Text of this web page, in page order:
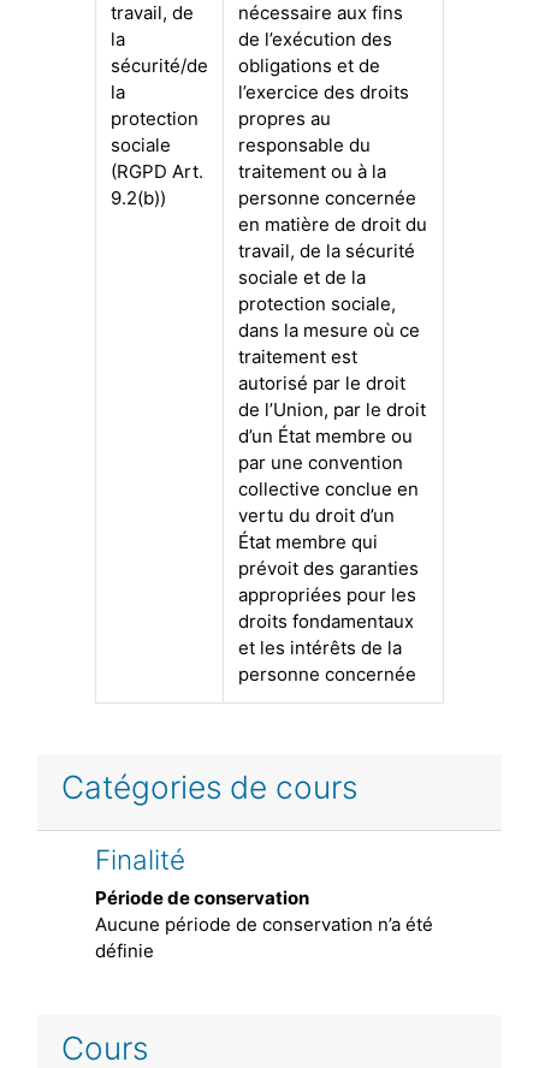
travail, de
la
sécurité/de
la
protection
sociale
(RGPD Art.
9.2(b))
nécessaire aux fins
de l’exécution des
obligations et de
l’exercice des droits
propres au
responsable du
traitement ou à la
personne concernée
en matière de droit du
travail, de la sécurité
sociale et de la
protection sociale,
dans la mesure où ce
traitement est
autorisé par le droit
de l’Union, par le droit
d’un État membre ou
par une convention
collective conclue en
vertu du droit d’un
État membre qui
prévoit des garanties
appropriées pour les
droits fondamentaux
et les intérêts de la
personne concernée
Catégories de cours
Finalité
Période de conservation
Aucune période de conservation n’a été
définie
Cours